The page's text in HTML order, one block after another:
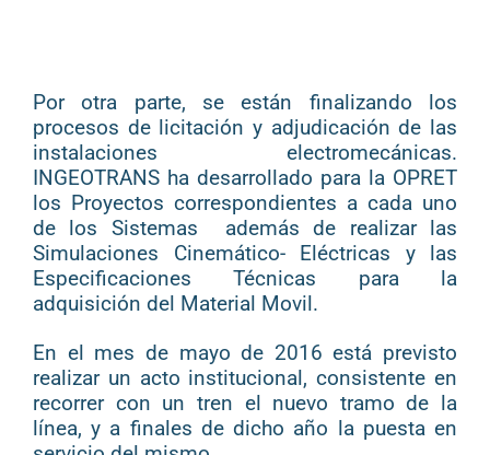
Por otra parte, se están finalizando los
procesos de licitación y adjudicación de las
instalaciones electromecánicas.
INGEOTRANS ha desarrollado para la OPRET
los Proyectos correspondientes a cada uno
de los Sistemas además de realizar las
Simulaciones Cinemático- Eléctricas y las
Especificaciones Técnicas para la
adquisición del Material Movil.
En el mes de mayo de 2016 está previsto
realizar un acto institucional, consistente en
recorrer con un tren el nuevo tramo de la
línea, y a finales de dicho año la puesta en